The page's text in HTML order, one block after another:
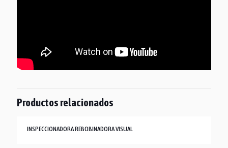
Productos relacionados
INSPECCIONADORA REBOBINADORA VISUAL